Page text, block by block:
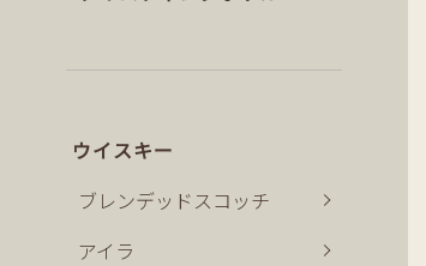
ウイスキー
ブレンデッドスコッチ
アイラ